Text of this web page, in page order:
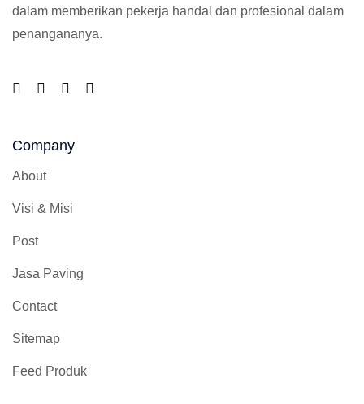
dalam memberikan pekerja handal dan profesional dalam
penangananya.
Company
About
Visi & Misi
Post
Jasa Paving
Contact
Sitemap
Feed Produk